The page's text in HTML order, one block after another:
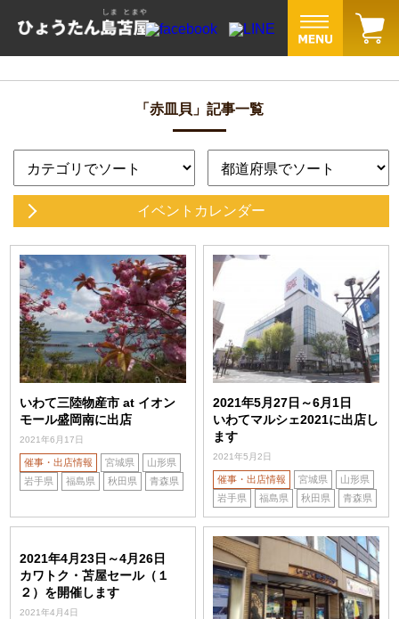
「赤皿貝」記事一覧
イベントカレンダー
いわて三陸物産市 at イオン
モール盛岡南に出店
2021年6月17日
催事・出店情報 宮城県
山形県
岩手県
福島県 秋田県 青森県
2021年5月27日～6月1日
いわてマルシェ2021に出店し
ます
2021年5月2日
催事・出店情報 宮城県
山形県
岩手県
福島県 秋田県 青森県
2021年4月23日～4月26日
カワトク・苫屋セール（１
２）を開催します
2021年4月4日